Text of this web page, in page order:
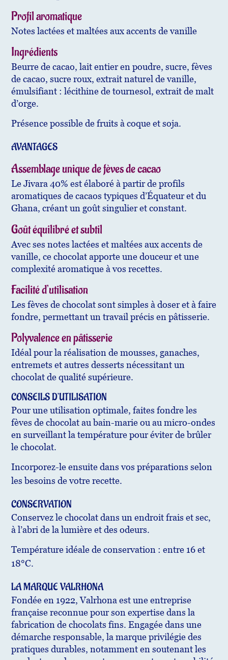
Profil aromatique
Notes lactées et maltées aux accents de vanille
Ingrédients
Beurre de cacao, lait entier en poudre, sucre, fèves
de cacao, sucre roux, extrait naturel de vanille,
émulsifiant : lécithine de tournesol, extrait de malt
d’orge.
Présence possible de fruits à coque et soja.
AVANTAGES
Assemblage unique de fèves de cacao
Le Jivara 40% est élaboré à partir de profils
aromatiques de cacaos typiques d’Équateur et du
Ghana, créant un goût singulier et constant.
Goût équilibré et subtil
Avec ses notes lactées et maltées aux accents de
vanille, ce chocolat apporte une douceur et une
complexité aromatique à vos recettes.
Facilité d’utilisation
Les fèves de chocolat sont simples à doser et à faire
fondre, permettant un travail précis en pâtisserie.
Polyvalence en pâtisserie
Idéal pour la réalisation de mousses, ganaches,
entremets et autres desserts nécessitant un
chocolat de qualité supérieure.
CONSEILS D’UTILISATION
Pour une utilisation optimale, faites fondre les
fèves de chocolat au bain-marie ou au micro-ondes
en surveillant la température pour éviter de brûler
le chocolat.
Incorporez-le ensuite dans vos préparations selon
les besoins de votre recette.
CONSERVATION
Conservez le chocolat dans un endroit frais et sec,
à l’abri de la lumière et des odeurs.
Température idéale de conservation : entre 16 et
18°C.
LA MARQUE VALRHONA
Fondée en 1922, Valrhona est une entreprise
française reconnue pour son expertise dans la
fabrication de chocolats fins. Engagée dans une
démarche responsable, la marque privilégie des
pratiques durables, notamment en soutenant les